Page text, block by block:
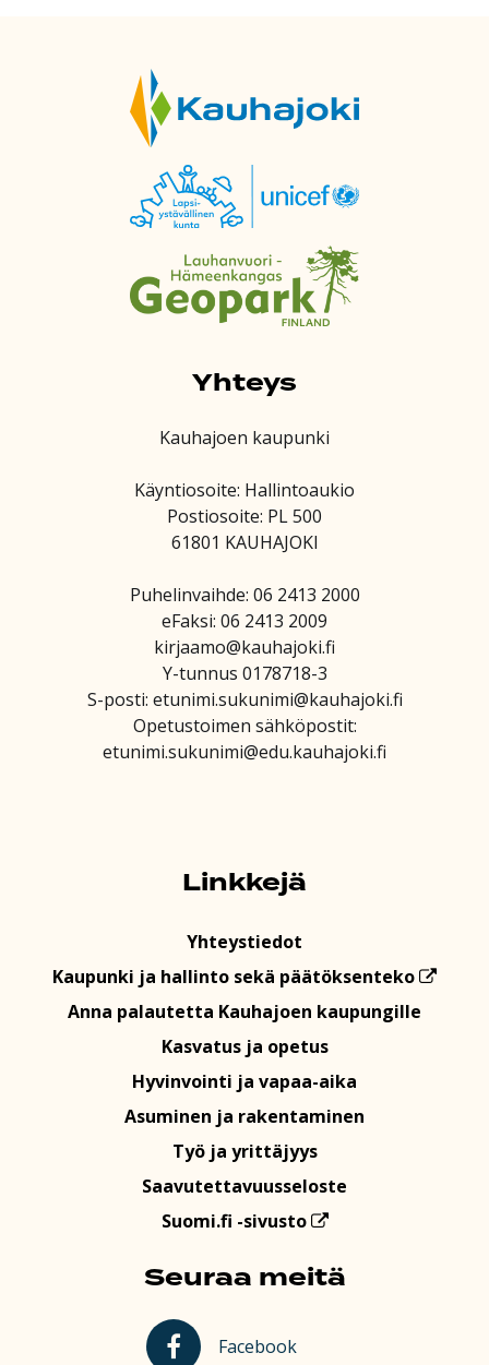
Yhteys
Kauhajoen kaupunki
Käyntiosoite: Hallintoaukio
Postiosoite: PL 500
61801 KAUHAJOKI
Puhelinvaihde: 06 2413 2000
eFaksi: 06 2413 2009
kirjaamo@kauhajoki.fi
Y-tunnus 0178718-3
S-posti: etunimi.sukunimi@kauhajoki.fi
Opetustoimen sähköpostit:
etunimi.sukunimi@edu.kauhajoki.fi
Linkkejä
Yhteystiedot
Kaupunki ja hallinto sekä päätöksenteko
Anna palautetta Kauhajoen kaupungille
Kasvatus ja opetus
Hyvinvointi ja vapaa-aika
Asuminen ja rakentaminen
Työ ja yrittäjyys
Saavutettavuusseloste
Suomi.fi -sivusto
Seuraa meitä
Kauhajoki Facebookissa
Facebook